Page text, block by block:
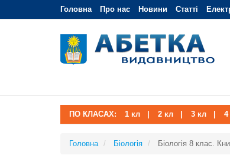
Головна Про нас Новини Статті
ПО КЛАСАХ: 1 кл 2 кл 3 кл 4
Головна Біологія Біологія 8 клас.